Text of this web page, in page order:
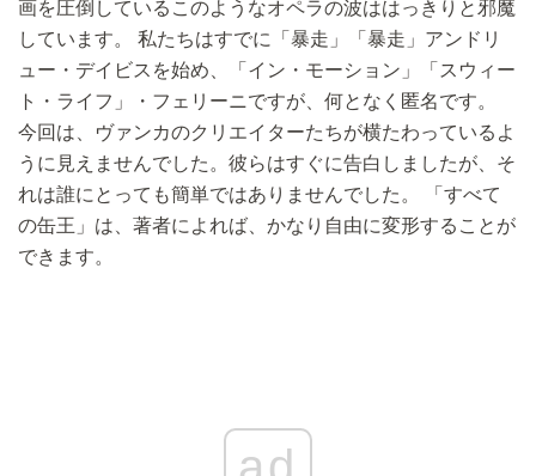
画を圧倒しているこのようなオペラの波ははっきりと邪魔
しています。 私たちはすでに「暴走」「暴走」アンドリ
ュー・デイビスを始め、「イン・モーション」「スウィー
ト・ライフ」・フェリーニですが、何となく匿名です。
今回は、ヴァンカのクリエイターたちが横たわっているよ
うに見えませんでした。彼らはすぐに告白しましたが、そ
れは誰にとっても簡単ではありませんでした。 「すべて
の缶王」は、著者によれば、かなり自由に変形することが
できます。